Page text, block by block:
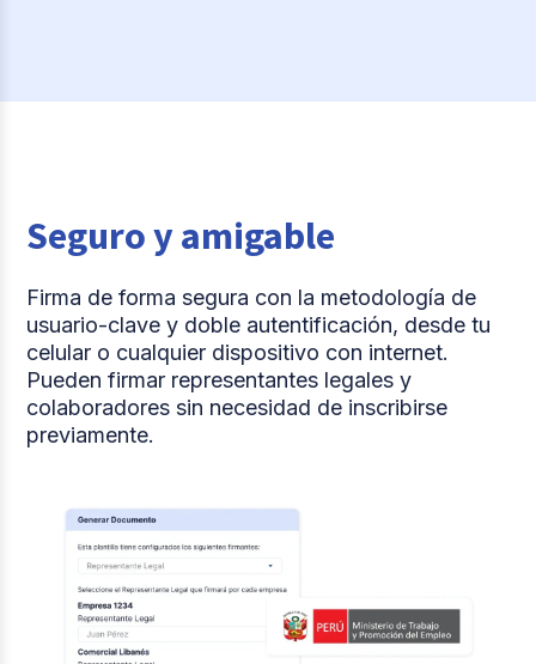
Seguro y amigable
Firma de forma segura con la metodología de
usuario-clave y doble autentificación, desde tu
celular o cualquier dispositivo con internet.
Pueden firmar representantes legales y
colaboradores sin necesidad de inscribirse
previamente.